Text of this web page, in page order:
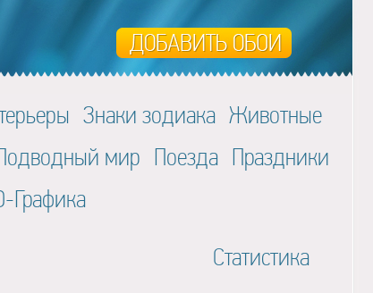
Знаки зодиака Животные
мир Поезда Праздники
Графика
Статистика